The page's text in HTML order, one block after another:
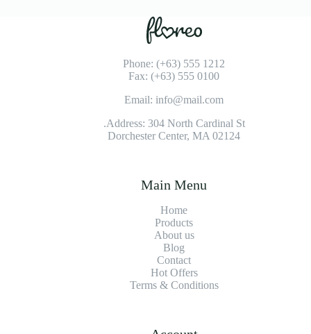
Phone: (+63) 555 1212
Fax: (+63) 555 0100
Email: info@mail.com
Address: 304 North Cardinal St.
Dorchester Center, MA 02124
Main Menu
Home
Products
About us
Blog
Contact
Hot Offers
Terms & Conditions